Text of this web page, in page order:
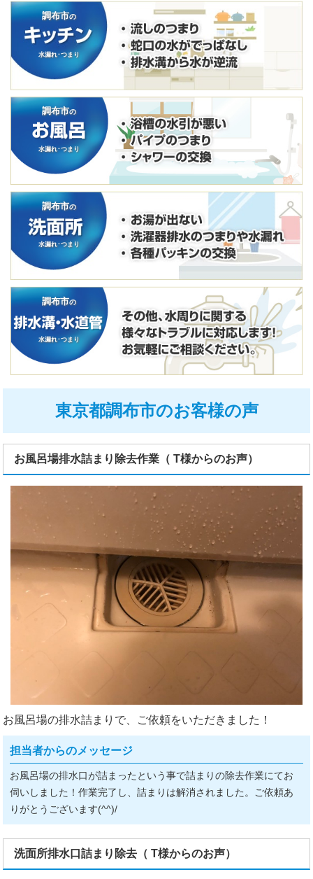
調布市の
水漏れ･つまり
調布市の
水漏れ･つまり
調布市の
水漏れ･つまり
調布市の
水漏れ･つまり
東京都調布市のお客様の声
お風呂場排水詰まり除去作業（ T様からのお声）
お風呂場の排水詰まりで、ご依頼をいただきました！
担当者からのメッセージ
お風呂場の排水口が詰まったという事で詰まりの除去作業にてお
伺いしました！作業完了し、詰まりは解消されました。ご依頼あ
りがとうございます(^^)/
洗面所排水口詰まり除去（ T様からのお声）